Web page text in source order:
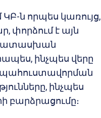
ն որպես կառույց,
է այն
ինչպես վերը
պահուստավորման
ինչպես
բարձրացումը։